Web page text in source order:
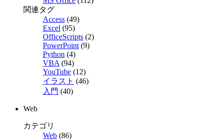
関連タグ
Access (49)
Excel (95)
OfficeScripts (2)
PowerPoint (9)
Python (4)
VBA (94)
YouTube (12)
イラスト (46)
入門 (40)
Web
カテゴリ
Web (86)